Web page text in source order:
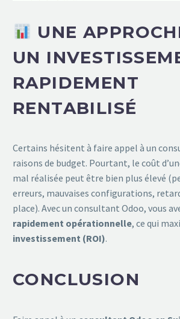
UNE
UN
RAPIDEMENT
RENTABILISÉ
Certains hésitent à faire appel à un
raisons de budget. Pourtant, le coût
mal réalisée peut être bien plus élevé
erreurs, mauvaises configurations,
place). Avec un consultant Odoo, vous
rapidement opérationnelle, ce qui
investissement (ROI).
CONCLUSION